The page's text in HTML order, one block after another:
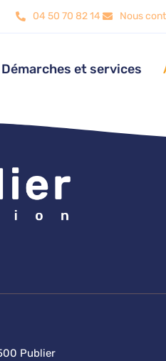
04 50 70 82 14 Nous
Démarches et services
Publier